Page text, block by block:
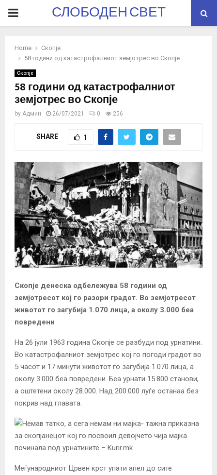
PRIMARYСЛОБОДЕН СВЕТ
Home
Скопје
58 години од катастрофалниот земјотрес во Скопје
Скопје
58 години од катастрофалниот
земјотрес во Скопје
by Админ 26/07/2021 0 256
SHARE 1
Скопје денеска одбележува 58 години од
земјотресот кој го разори градот. Во земјотресот
животот го загубија 1.070 лица, а околу 3.000 беа
повредени
На 26 јули 1963 година Скопје се разбуди под урнатини.
Во катастрофалниот земјотрес кој го погоди градот во
5 часот и 17 минути животот го загубија 1.070 лица, а
околу 3.000 беа повредени. Беа урнати 15.800 станови,
а оштетени околу 28.000. Над 200.000 луѓе останаа без
покрив над главата.
Меѓународниот Црвен крст упати апел до сите